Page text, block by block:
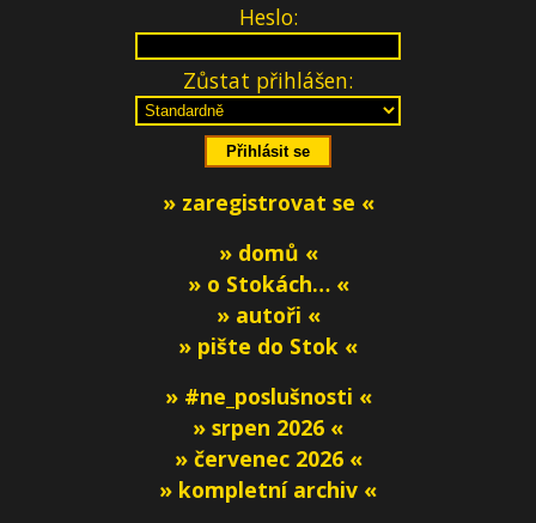
Heslo:
Zůstat přihlášen:
» zaregistrovat se «
» domů «
» o Stokách… «
» autoři «
» pište do Stok «
» #ne_poslušnosti «
» srpen 2026 «
» červenec 2026 «
» kompletní archiv «